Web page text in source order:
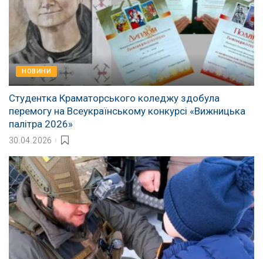
НОВИНИ
Студентка Краматорського коледжу здобула
перемогу на Всеукраїнському конкурсі «Вижницька
палітра 2026»
30.04.2026